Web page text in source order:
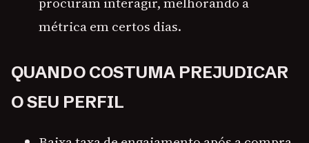
métrica em certos dias.
QUANDO COSTUMA PREJUDICAR
O SEU PERFIL